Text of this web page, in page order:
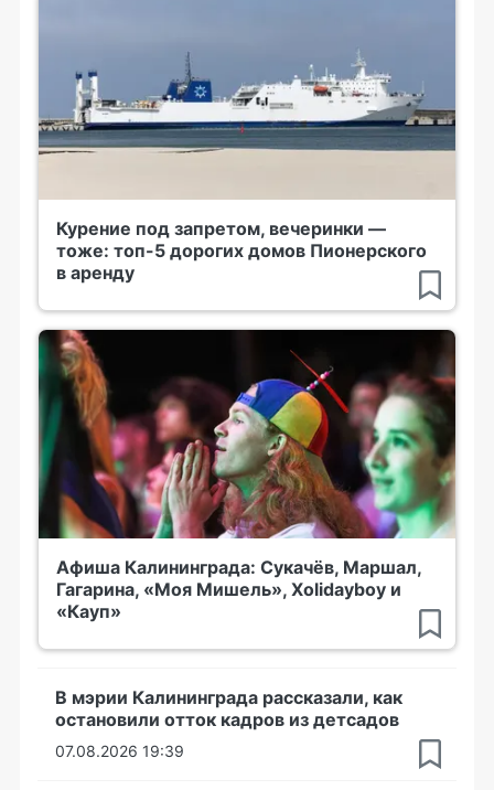
Курение под запретом, вечеринки —
тоже: топ-5 дорогих домов Пионерского
в аренду
Афиша Калининграда: Сукачёв, Маршал,
Гагарина, «Моя Мишель», Xolidayboy и
«Кауп»
В мэрии Калининграда рассказали, как
остановили отток кадров из детсадов
07.08.2026 19:39